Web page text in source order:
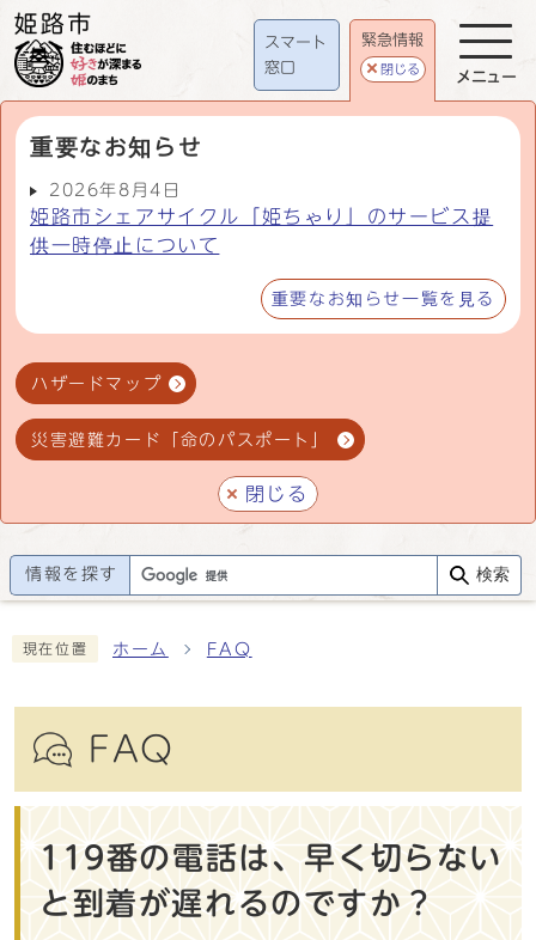
スマート
窓口
緊急情報
閉じる
重要なお知らせ
2026年8月4日
姫路市シェアサイクル「姫ちゃり」のサービス提
供一時停止について
重要なお知らせ一覧を見る
ハザードマップ
災害避難カード「命のパスポート」
閉じる
メニュー
情報を探す 検索
現在位置 ホーム FAQ
FAQ
119番の電話は、早く切らない
と到着が遅れるのですか？